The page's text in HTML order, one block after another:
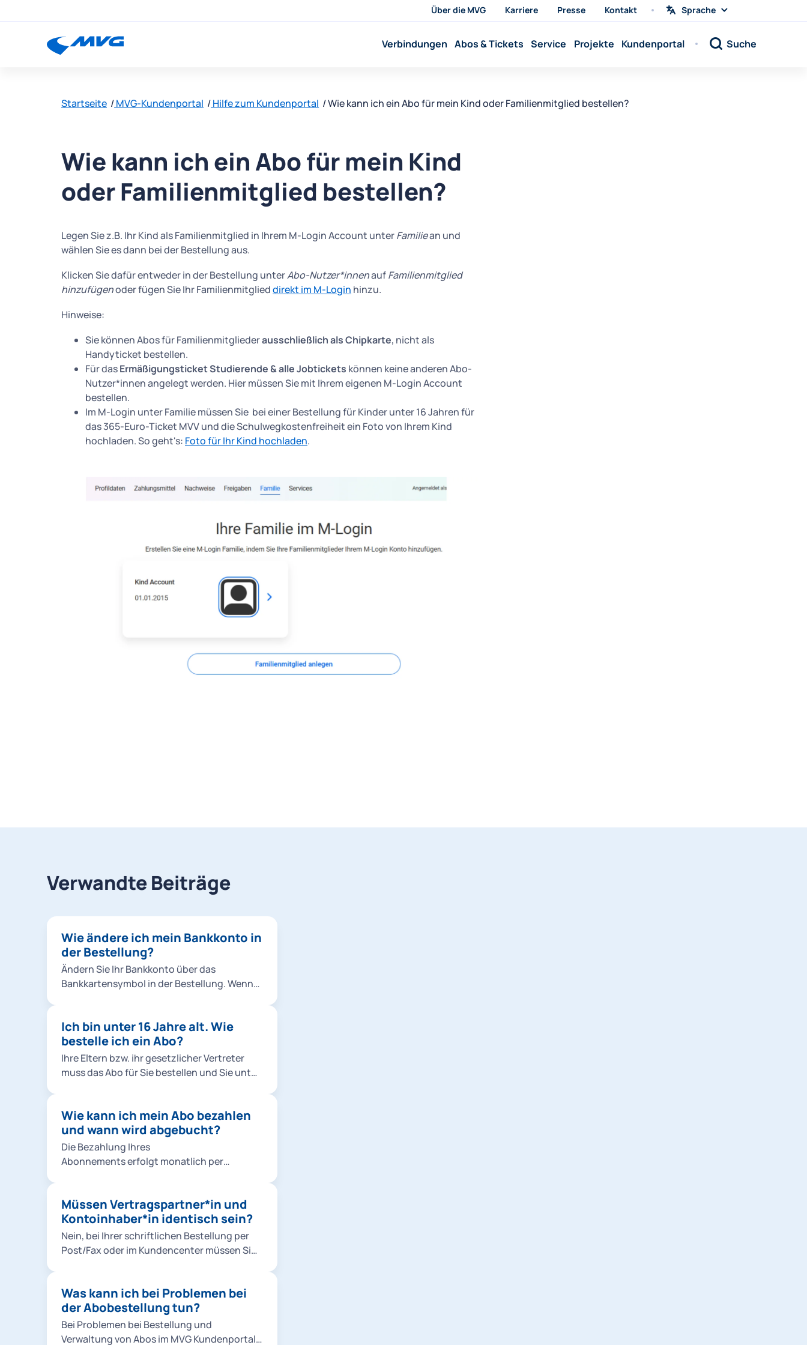
Über die MVG Karriere Presse Kontakt
Sprache
Sprache
Verbindungen Abos & Tickets Service Projekte Kundenportal Suche
Startseite MVG-Kundenportal Hilfe zum Kundenportal Wie kann ich ein Abo für mein Kind oder Familienmitglied bestellen?
Wie kann ich ein Abo für mein Kind
oder Familienmitglied bestellen?
Legen Sie z.B. Ihr Kind als Familienmitglied in Ihrem M-Login Account unterFamiliean und
wählen Sie es dann bei der Bestellung aus.
Klicken Sie dafür entweder in der Bestellung unterAbo-Nutzer*innenaufFamilienmitglied
hinzufügenoder fügen Sie Ihr Familienmitglieddirekt im M-Login hinzu.
Hinweise:
Sie können Abos für Familienmitgliederausschließlich als Chipkarte, nicht als
Handyticket bestellen.
Für dasErmäßigungsticket Studierende & alle Jobtickets können keine anderen Abo-
Nutzer*innen angelegt werden. Hier müssen Sie mit Ihrem eigenen M-Login Account
bestellen.
Im M-Login unter Familie müssen Sie bei einer Bestellung für Kinder unter 16 Jahren für
das 365-Euro-Ticket MVV und die Schulwegkostenfreiheit ein Foto von Ihrem Kind
hochladen. So geht's: Foto für Ihr Kind hochladen.
Verwandte Beiträge
Wie ändere ich mein Bankkonto in
der Bestellung?
Ändern Sie Ihr Bankkonto über das
Bankkartensymbol in der Bestellung. Wenn
von einer andere Person in der
Bestellung unter Kontoinhaber*in
hinzufügen ein. Hinweis: Die Änderungen in
der Bestellung haben keine Auswirkung auf
nicht gespeichert.
Ich bin unter 16 Jahre alt. Wie
bestelle ich ein Abo?
Ihre Eltern bzw. ihr gesetzlicher Vertreter
muss das Abo für Sie bestellen und Sie unter
Wie kann ich mein Abo bezahlen
und wann wird abgebucht?
Die Bezahlung Ihres
Abonnements erfolgt monatlich per
aktuellen Monat zum Monatsersten.
Müssen Vertragspartner*in und
Kontoinhaber*in identisch sein?
Nein, bei Ihrer schriftlichen Bestellung per
Post/Fax oder im Kundencenter müssen Sie
Online-Bestellung müssen
Vertragspartner*in und Kontoinhaber*in
nicht identisch sein.
Was kann ich bei Problemen bei
der Abobestellung tun?
Bei Problemen bei Bestellung und
Verwaltung von Abos im MVG Kundenportal